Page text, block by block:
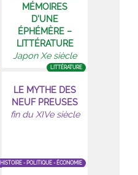
MÉMOIRES
D’UNE
ÉPHÉMÈRE –
LITTÉRATURE
Japon Xe siècle
LITTÉRATURE
LE MYTHE DES
NEUF PREUSES
fin du XIVe siècle
HISTOIRE - POLITIQUE - ÉCONOMIE